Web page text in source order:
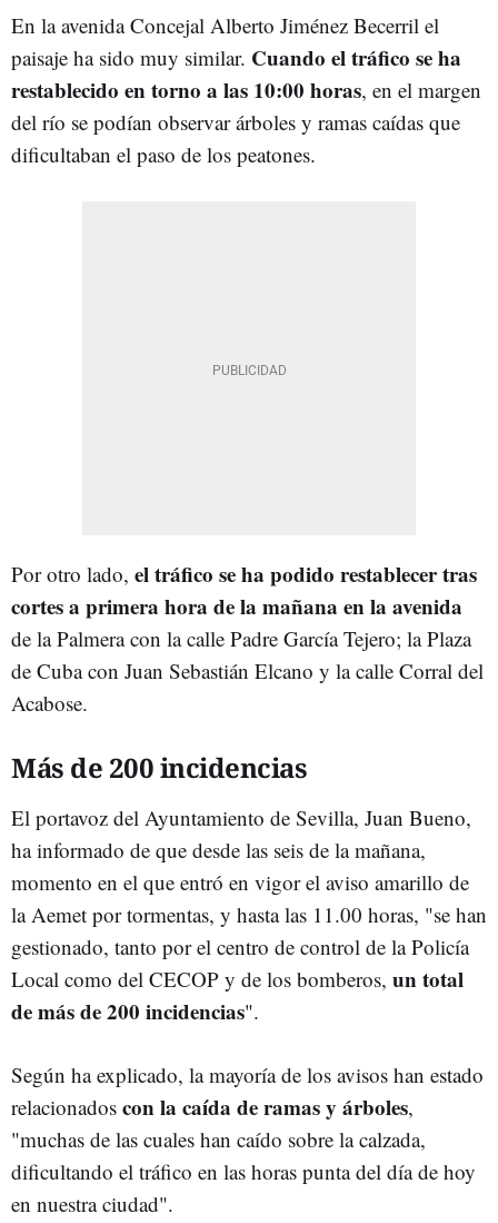
En la avenida Concejal Alberto Jiménez Becerril el
paisaje ha sido muy similar. Cuando el tráfico se ha
restablecido en torno a las 10:00 horas, en el margen
del río se podían observar árboles y ramas caídas que
dificultaban el paso de los peatones.
Por otro lado, el tráfico se ha podido restablecer tras
cortes a primera hora de la mañana en la avenida
de la Palmera con la calle Padre García Tejero; la Plaza
de Cuba con Juan Sebastián Elcano y la calle Corral del
Acabose.
Más de 200 incidencias
El portavoz del Ayuntamiento de Sevilla, Juan Bueno,
ha informado de que desde las seis de la mañana,
momento en el que entró en vigor el aviso amarillo de
la Aemet por tormentas, y hasta las 11.00 horas, "se han
gestionado, tanto por el centro de control de la Policía
Local como del CECOP y de los bomberos, un total
de más de 200 incidencias".
Según ha explicado, la mayoría de los avisos han estado
relacionados con la caída de ramas y árboles,
"muchas de las cuales han caído sobre la calzada,
dificultando el tráfico en las horas punta del día de hoy
en nuestra ciudad".